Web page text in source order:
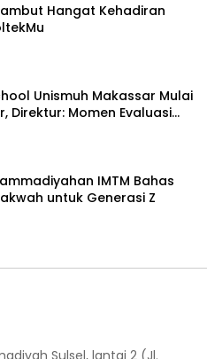
Hangat Kehadiran
Unismuh Makassar Mulai
Direktur: Momen Evaluasi
IMTM Bahas
untuk Generasi Z
Sulsel, lantai 2 (Jl.